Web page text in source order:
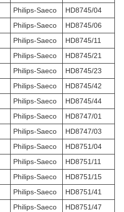
Philips-Saeco
HD8745/04
Philips-Saeco
HD8745/06
Philips-Saeco
HD8745/11
Philips-Saeco
HD8745/21
Philips-Saeco
HD8745/23
Philips-Saeco
HD8745/42
Philips-Saeco
HD8745/44
Philips-Saeco
HD8747/01
Philips-Saeco
HD8747/03
Philips-Saeco
HD8751/04
Philips-Saeco
HD8751/11
Philips-Saeco
HD8751/15
Philips-Saeco
HD8751/41
Philips-Saeco
HD8751/47